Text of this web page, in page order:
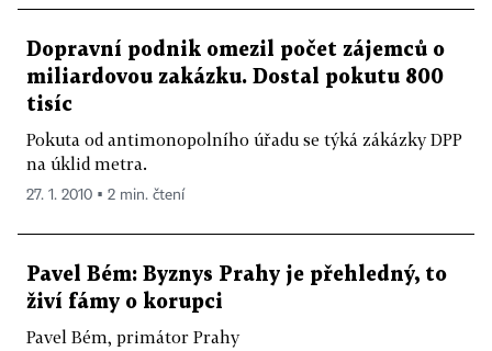
Dopravní podnik omezil počet zájemců o
miliardovou zakázku. Dostal pokutu 800
tisíc
Pokuta od antimonopolního úřadu se týká zákázky DPP
na úklid metra.
27. 1. 2010 ▪ 2 min. čtení
Pavel Bém: Byznys Prahy je přehledný, to
živí fámy o korupci
Pavel Bém, primátor Prahy